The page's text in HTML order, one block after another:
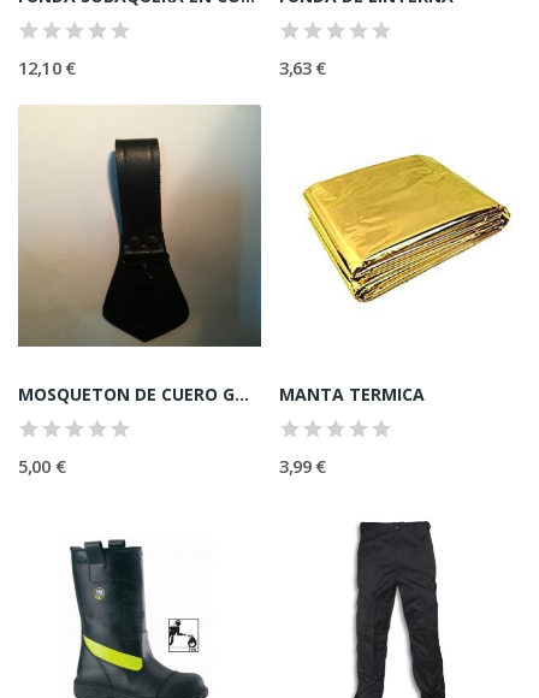
12,10 € 3,63 €
MOSQUETON DE CUERO GDE.
5,00 €
MANTA TERMICA
3,99 €